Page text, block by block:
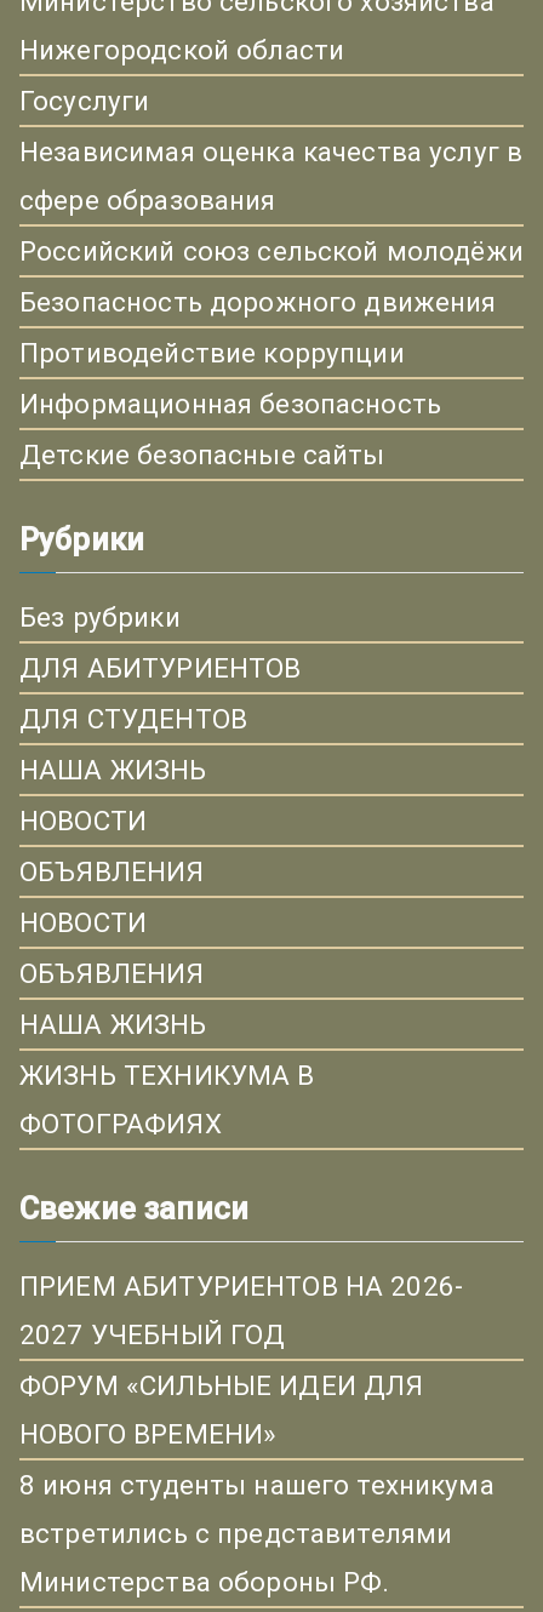
Нижегородской области
Госуслуги
Независимая оценка качества услуг в
сфере образования
Российский союз сельской молодёжи
Безопасность дорожного движения
Противодействие коррупции
Информационная безопасность
Детские безопасные сайты
Рубрики
Без рубрики
ДЛЯ АБИТУРИЕНТОВ
ДЛЯ СТУДЕНТОВ
НАША ЖИЗНЬ
НОВОСТИ
ОБЪЯВЛЕНИЯ
НОВОСТИ
ОБЪЯВЛЕНИЯ
НАША ЖИЗНЬ
ЖИЗНЬ ТЕХНИКУМА В
ФОТОГРАФИЯХ
Свежие записи
ПРИЕМ АБИТУРИЕНТОВ НА 2026-
2027 УЧЕБНЫЙ ГОД
ФОРУМ «СИЛЬНЫЕ ИДЕИ ДЛЯ
НОВОГО ВРЕМЕНИ»
8 июня студенты нашего техникума
встретились с представителями
Министерства обороны РФ.